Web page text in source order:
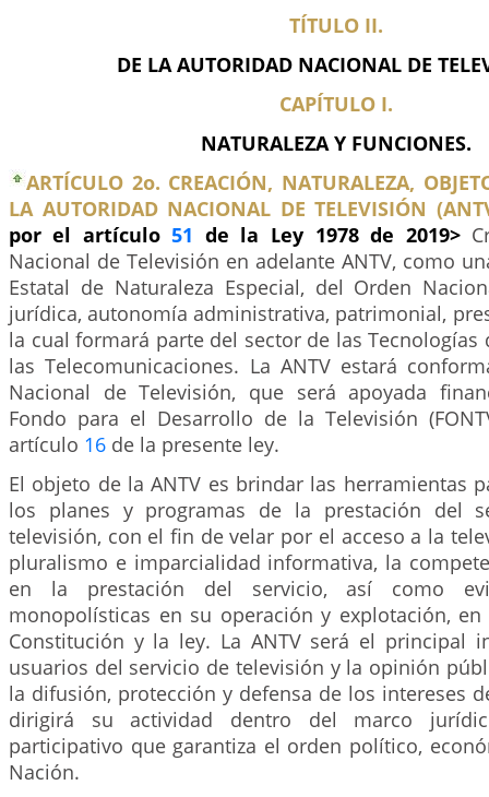
TÍTULO II.
DE LA AUTORIDAD NACIONAL DE
CAPÍTULO I.
NATURALEZA Y FUNCIONES.
ARTÍCULO 2o. CREACIÓN, NATURALEZA,
LA AUTORIDAD NACIONAL DE TELEVISIÓN
por el artículo51 de la Ley 1978 de 2019>
Nacional de Televisión en adelante ANTV, como
Estatal de Naturaleza Especial, del Orden
jurídica, autonomía administrativa, patrimonial,
la cual formará parte del sector de las
las Telecomunicaciones. La ANTV estará
Nacional de Televisión, que será apoyada
Fondo para el Desarrollo de la Televisión
artículo 16 de la presente ley.
El objeto de la ANTV es brindar las herramientas
los planes y programas de la prestación del
televisión, con el fin de velar por el acceso a la
pluralismo e imparcialidad informativa, la
en la prestación del servicio, así como
monopolísticas en su operación y explotación,
Constitución y la ley. La ANTV será el principal
usuarios del servicio de televisión y la opinión
la difusión, protección y defensa de los intereses
dirigirá su actividad dentro del marco
participativo que garantiza el orden político,
Nación.